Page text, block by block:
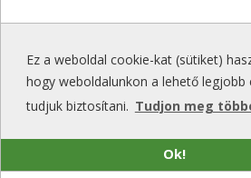
Ez a weboldal cookie-kat (sütiket)
hogy weboldalunkon a lehető legjobb
tudjuk biztosítani. Tudjon meg
Ok!